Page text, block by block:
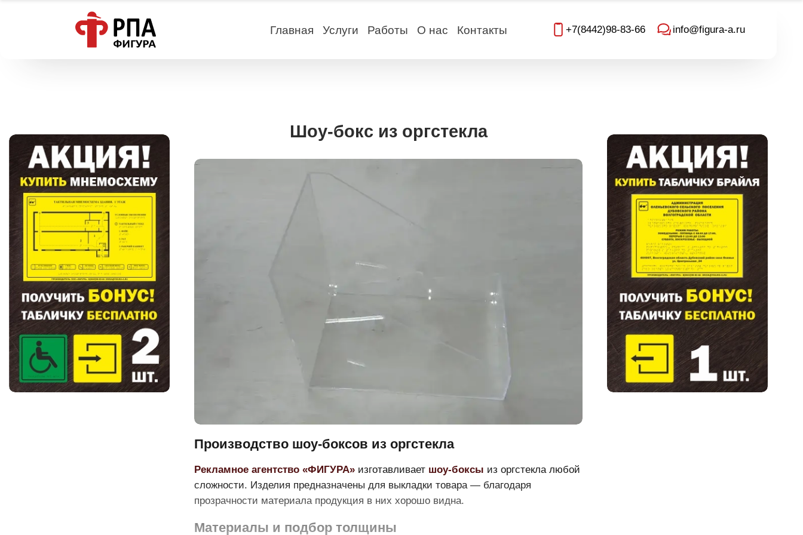
Главная Услуги Работы О нас Контакты +7(8442)98-83-66 info@figura-a.ru
Шоу-бокс из оргстекла
Производство шоу-боксов из оргстекла
Рекламное агентство «ФИГУРА»изготавливает шоу‑боксы из оргстекла любой
сложности. Изделия предназначены для выкладки товара — благодаря
прозрачности материала продукция в них хорошо видна.
Материалы и подбор толщины